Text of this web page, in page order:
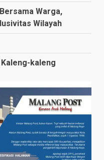
Warga,
Wilayah
kaleng